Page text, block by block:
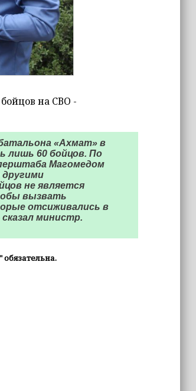
на СВО -
«Ахмат» в
лишь 60 бойцов. По
Магомедом
не является
вызвать
отсиживались в
министр.